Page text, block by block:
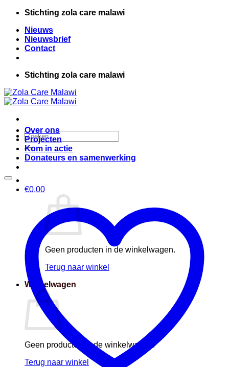
inhoud
Stichting zola care malawi
Nieuws
Nieuwsbrief
Contact
Stichting zola care malawi
Zoeken
naar:
€0,00
Geen producten in de winkelwagen.
Terug naar winkel
Winkelwagen
Geen producten in de winkelwagen.
Terug naar winkel
Over ons
Projecten
Kom in actie
Donateurs en samenwerking